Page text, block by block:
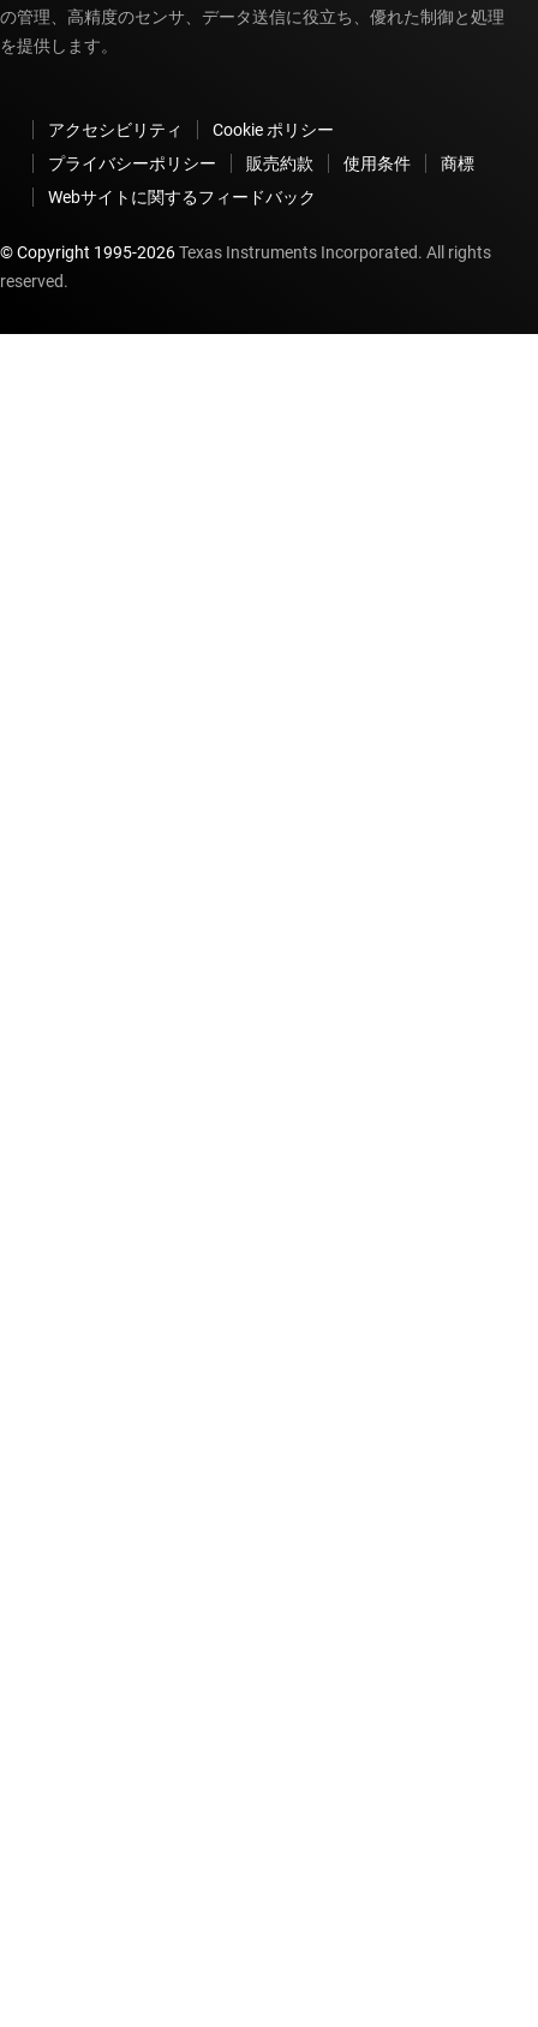
の管理、高精度のセンサ、データ送信に役立ち、優れた制御と処理
を提供します。
アクセシビリティ
Cookie ポリシー
プライバシーポリシー
販売約款 使用条件
商標
Webサイトに関するフィードバック
© Copyright 1995-2026Texas Instruments Incorporated. All rights
reserved.